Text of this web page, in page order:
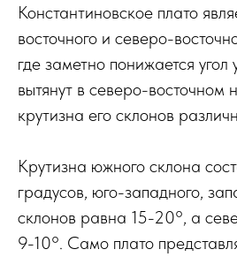
Константиновское плато
восточного и северо-
где заметно понижается угол
вытянут в северо-восточном
крутизна его склонов
Крутизна южного склона
градусов, юго-западного,
склонов равна 15-20°, а
9-10°. Само плато